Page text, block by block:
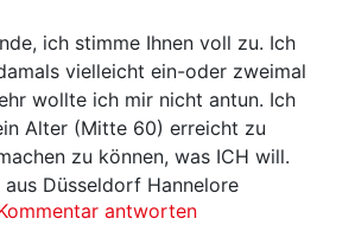
ich stimme Ihnen voll zu. Ich
vielleicht ein-oder zweimal
wollte ich mir nicht antun. Ich
Alter (Mitte 60) erreicht zu
zu können, was ICH will.
aus Düsseldorf Hannelore
antworten